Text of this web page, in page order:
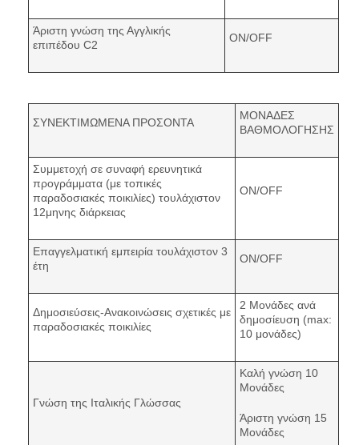
Άριστη γνώση της Αγγλικής
επιπέδου C2
ON/OFF
ΣΥΝΕΚΤΙΜΩΜΕΝΑ ΠΡΟΣΟΝΤΑ
ΜΟΝΑΔΕΣ
ΒΑΘΜΟΛΟΓΗΣΗΣ
Συμμετοχή σε συναφή ερευνητικά
προγράμματα (με τοπικές
παραδοσιακές ποικιλίες) τουλάχιστον
12μηνης διάρκειας
ON/OFF
Επαγγελματική εμπειρία τουλάχιστον 3
έτη
ON/OFF
Δημοσιεύσεις-Ανακοινώσεις σχετικές με
παραδοσιακές ποικιλίες
2 Μονάδες ανά
δημοσίευση (max:
10 μονάδες)
Γνώση της Ιταλικής Γλώσσας
Καλή γνώση 10
Μονάδες
Άριστη γνώση 15
Μονάδες